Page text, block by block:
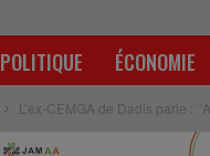
POLITIQUE ÉCONOMIE
L’ex-CEMGA de Dadis parle :